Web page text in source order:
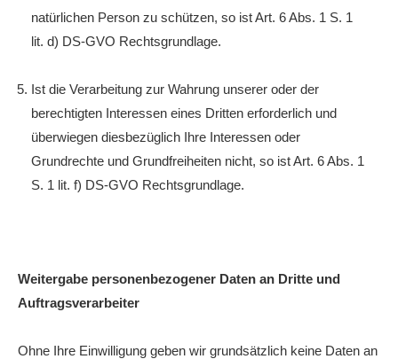
natürlichen Person zu schützen, so ist Art. 6 Abs. 1 S. 1
lit. d) DS-GVO Rechtsgrundlage.
Ist die Verarbeitung zur Wahrung unserer oder der
berechtigten Interessen eines Dritten erforderlich und
überwiegen diesbezüglich Ihre Interessen oder
Grundrechte und Grundfreiheiten nicht, so ist Art. 6 Abs. 1
S. 1 lit. f) DS-GVO Rechtsgrundlage.
Weitergabe personenbezogener Daten an Dritte und
Auftragsverarbeiter
Ohne Ihre Einwilligung geben wir grundsätzlich keine Daten an